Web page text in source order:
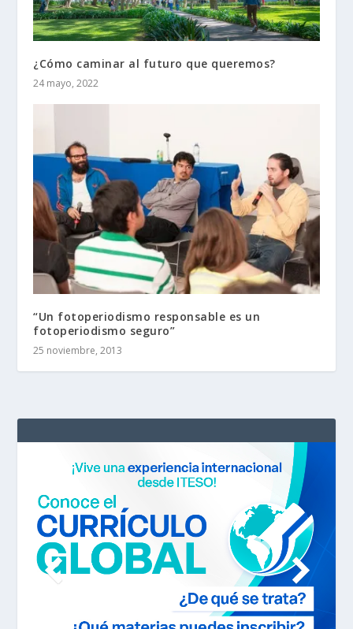
¿Cómo caminar al futuro que queremos?
24 mayo, 2022
“Un fotoperiodismo responsable es un
fotoperiodismo seguro”
25 noviembre, 2013